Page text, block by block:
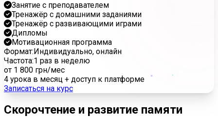
Занятие с преподавателем
Тренажёр с домашними заданиями
Тренажёр с развивающими играми
Дипломы
Мотивационная программа
Формат:Индивидуально, онлайн
Частота:1 раз в неделю
от 1 800 грн/мес
4 урока в месяц + доступ к платформе
Записаться на курс
Скорочтение и развитие памяти